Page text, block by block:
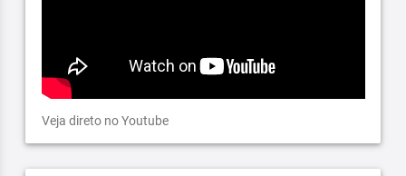
Veja direto no Youtube